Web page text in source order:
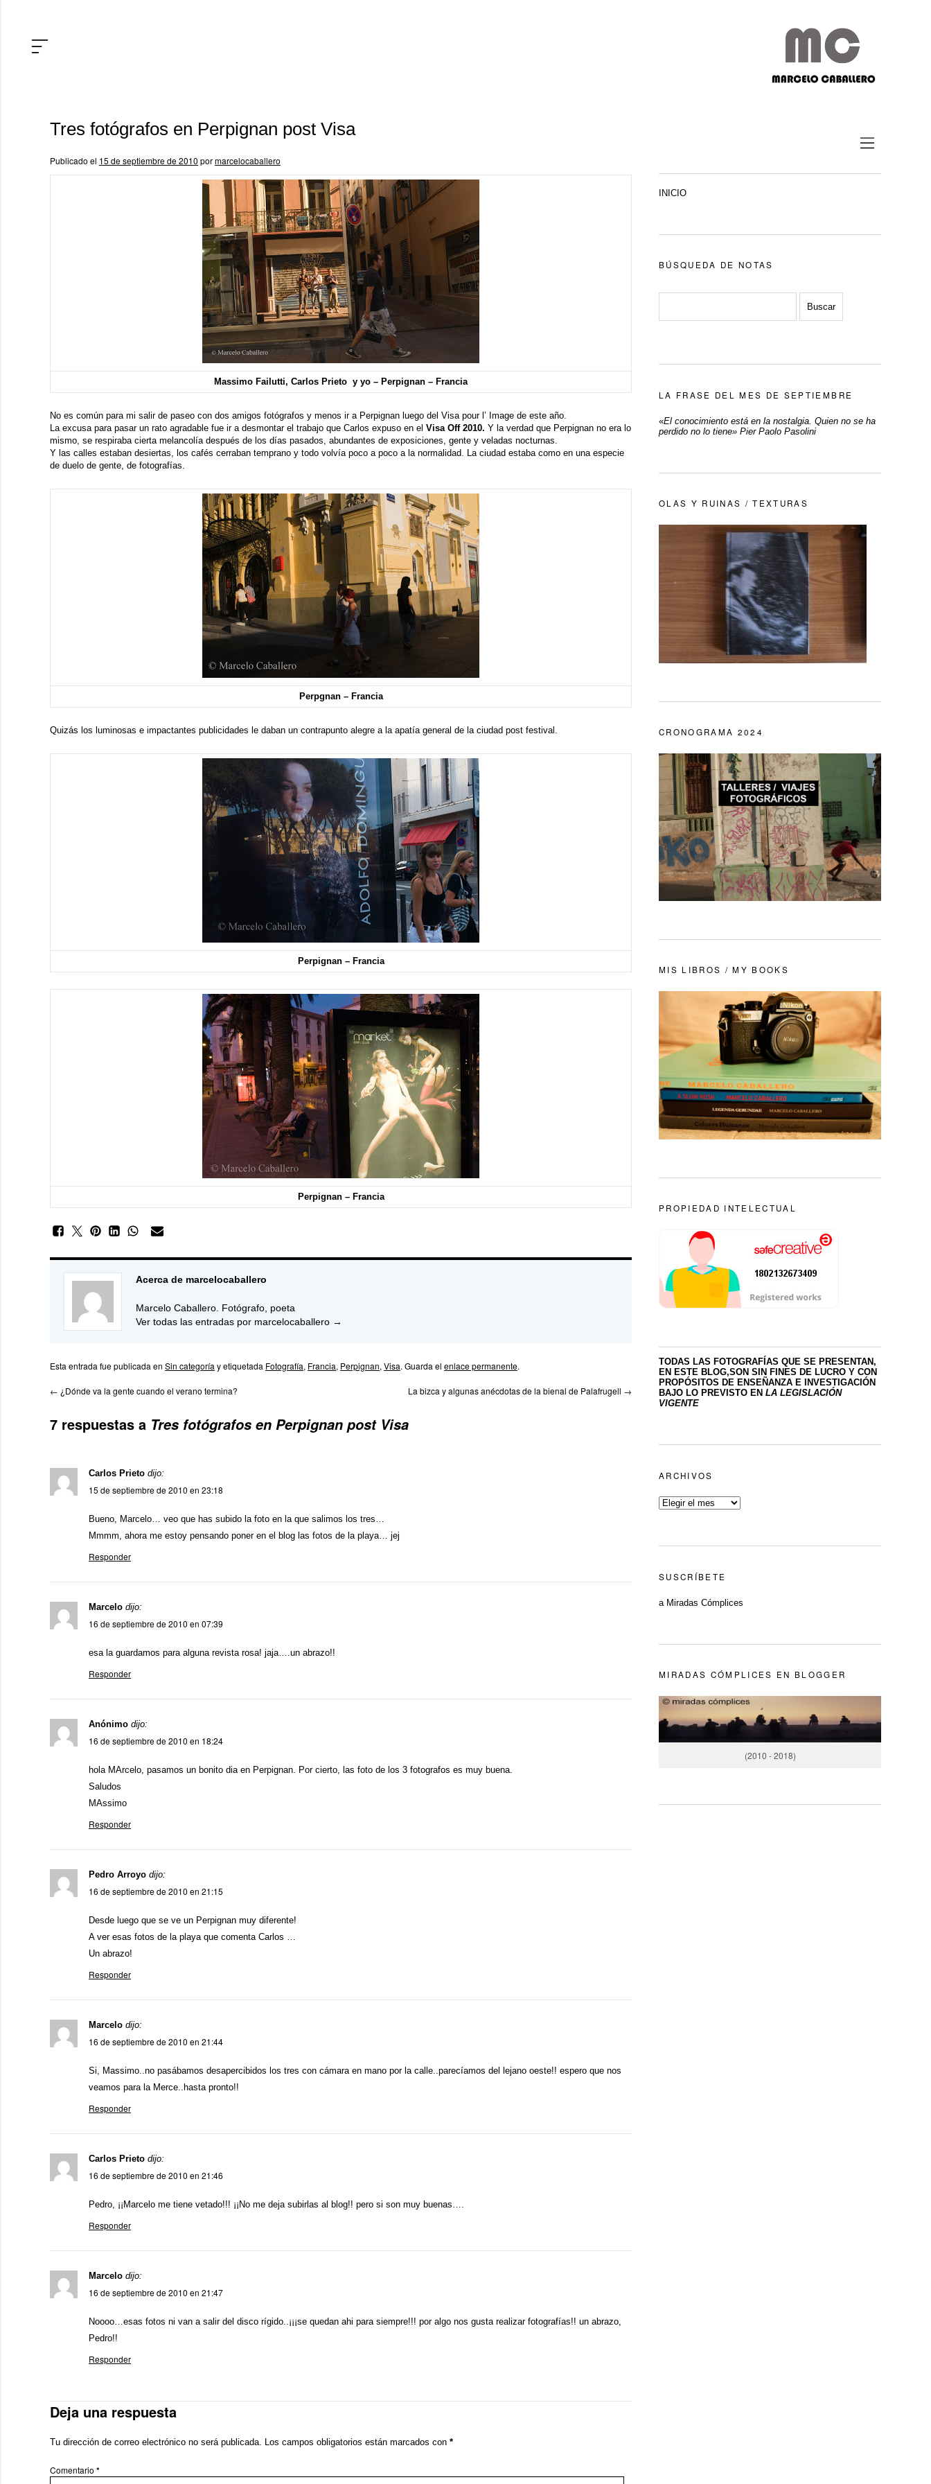
Tres fotógrafos en Perpignan post Visa
Publicado el 15 de septiembre de 2010 pormarcelocaballero
Massimo Failutti, Carlos Prieto y yo – Perpignan – Francia
No es común para mi salir de paseo con dos amigos fotógrafos y menos ir a Perpignan luego del Visa pour l’ Image de este año.
La excusa para pasar un rato agradable fue ir a desmontar el trabajo que Carlos expuso en el Visa Off 2010. Y la verdad que Perpignan no era lo
mismo, se respiraba cierta melancolía después de los días pasados, abundantes de exposiciones, gente y veladas nocturnas.
Y las calles estaban desiertas, los cafés cerraban temprano y todo volvía poco a poco a la normalidad. La ciudad estaba como en una especie
de duelo de gente, de fotografías.
Perpgnan – Francia
Quizás los luminosas e impactantes publicidades le daban un contrapunto alegre a la apatía general de la ciudad post festival.
Perpignan – Francia
Perpignan – Francia
Acerca de marcelocaballero
Marcelo Caballero. Fotógrafo, poeta
Ver todas las entradas por marcelocaballero →
Esta entrada fue publicada en Sin categoría y etiquetada Fotografía, Francia, Perpignan, Visa. Guarda el enlace permanente.
← ¿Dónde va la gente cuando el verano termina? La bizca y algunas anécdotas de la bienal de Palafrugell →
7 respuestas a Tres fotógrafos en Perpignan post Visa
Carlos Prieto dijo:
15 de septiembre de 2010 en 23:18
Bueno, Marcelo… veo que has subido la foto en la que salimos los tres…
Mmmm, ahora me estoy pensando poner en el blog las fotos de la playa… jej
Responder
Marcelo dijo:
16 de septiembre de 2010 en 07:39
esa la guardamos para alguna revista rosa! jaja….un abrazo!!
Responder
Anónimo dijo:
16 de septiembre de 2010 en 18:24
hola MArcelo, pasamos un bonito dia en Perpignan. Por cierto, las foto de los 3 fotografos es muy buena.
Saludos
MAssimo
Responder
Pedro Arroyo dijo:
16 de septiembre de 2010 en 21:15
Desde luego que se ve un Perpignan muy diferente!
A ver esas fotos de la playa que comenta Carlos …
Un abrazo!
Responder
Marcelo dijo:
16 de septiembre de 2010 en 21:44
Si, Massimo..no pasábamos desapercibidos los tres con cámara en mano por la calle..parecíamos del lejano oeste!! espero que nos
veamos para la Merce..hasta pronto!!
Responder
Carlos Prieto dijo:
16 de septiembre de 2010 en 21:46
Pedro, ¡¡Marcelo me tiene vetado!!! ¡¡No me deja subirlas al blog!! pero si son muy buenas….
Responder
Marcelo dijo:
16 de septiembre de 2010 en 21:47
Noooo…esas fotos ni van a salir del disco rígido..¡¡¡se quedan ahi para siempre!!! por algo nos gusta realizar fotografías!! un abrazo,
Pedro!!
Responder
Deja una respuesta
Tu dirección de correo electrónico no será publicada. Los campos obligatorios están marcados con *
Comentario *
INICIO
BÚSQUEDA DE NOTAS
LA FRASE DEL MES DE SEPTIEMBRE
«El conocimiento está en la nostalgia. Quien no se ha
perdido no lo tiene» Pier Paolo Pasolini
OLAS Y RUINAS / TEXTURAS
CRONOGRAMA 2024
MIS LIBROS / MY BOOKS
PROPIEDAD INTELECTUAL
TODAS LAS FOTOGRAFÍAS QUE SE PRESENTAN,
EN ESTE BLOG,SON SIN FINES DE LUCRO Y CON
PROPÓSITOS DE ENSEÑANZA E INVESTIGACIÓN
BAJO LO PREVISTO EN LA LEGISLACIÓN
VIGENTE
ARCHIVOS
SUSCRÍBETE
a Miradas Cómplices
MIRADAS CÓMPLICES EN BLOGGER
(2010 - 2018)